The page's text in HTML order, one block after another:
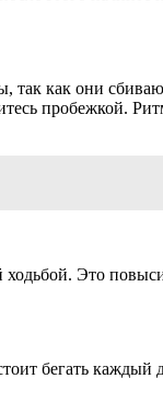
так как они
пробежкой.
Это
бегать каждый